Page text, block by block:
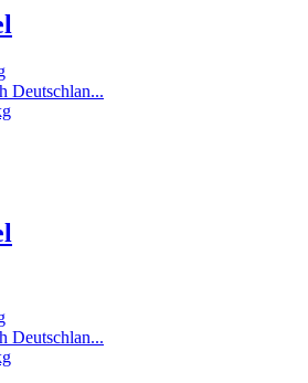
Deutschlan...
Deutschlan...